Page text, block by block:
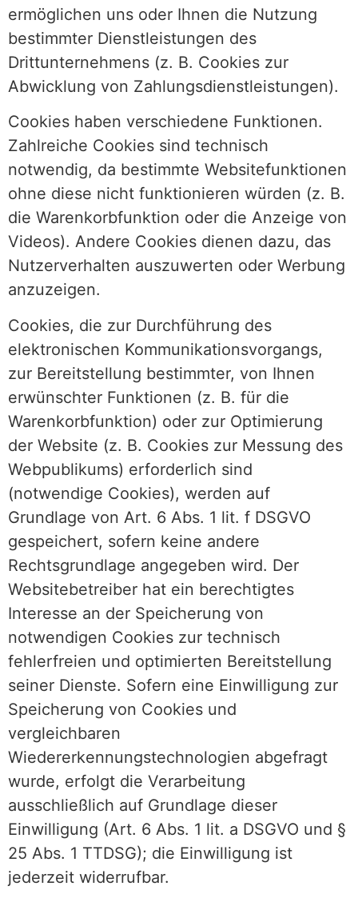
ermöglichen uns oder Ihnen die Nutzung
bestimmter Dienstleistungen des
Drittunternehmens (z. B. Cookies zur
Abwicklung von Zahlungsdienstleistungen).
Cookies haben verschiedene Funktionen.
Zahlreiche Cookies sind technisch
notwendig, da bestimmte Websitefunktionen
ohne diese nicht funktionieren würden (z. B.
die Warenkorbfunktion oder die Anzeige von
Videos). Andere Cookies dienen dazu, das
Nutzerverhalten auszuwerten oder Werbung
anzuzeigen.
Cookies, die zur Durchführung des
elektronischen Kommunikationsvorgangs,
zur Bereitstellung bestimmter, von Ihnen
erwünschter Funktionen (z. B. für die
Warenkorbfunktion) oder zur Optimierung
der Website (z. B. Cookies zur Messung des
Webpublikums) erforderlich sind
(notwendige Cookies), werden auf
Grundlage von Art. 6 Abs. 1 lit. f DSGVO
gespeichert, sofern keine andere
Rechtsgrundlage angegeben wird. Der
Websitebetreiber hat ein berechtigtes
Interesse an der Speicherung von
notwendigen Cookies zur technisch
fehlerfreien und optimierten Bereitstellung
seiner Dienste. Sofern eine Einwilligung zur
Speicherung von Cookies und
vergleichbaren
Wiedererkennungstechnologien abgefragt
wurde, erfolgt die Verarbeitung
ausschließlich auf Grundlage dieser
Einwilligung (Art. 6 Abs. 1 lit. a DSGVO und §
25 Abs. 1 TTDSG); die Einwilligung ist
jederzeit widerrufbar.